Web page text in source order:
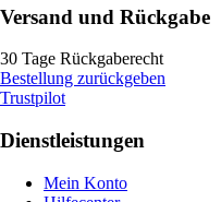
Versand und Rückgabe
30 Tage Rückgaberecht
Bestellung zurückgeben
Trustpilot
Dienstleistungen
Mein Konto